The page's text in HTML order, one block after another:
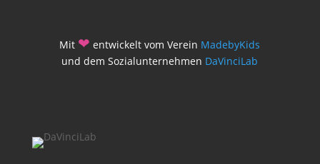
Mit ❤ entwickelt vom Verein MadebyKids
und dem Sozialunternehmen DaVinciLab